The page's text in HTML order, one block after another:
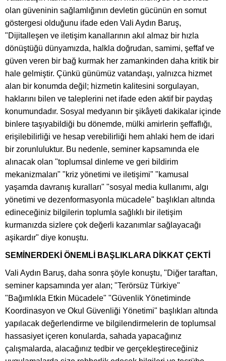
olan güveninin sağlamlığının devletin gücünün en somut
göstergesi olduğunu ifade eden Vali Aydın Baruş,
"Dijitalleşen ve iletişim kanallarının akıl almaz bir hızla
dönüştüğü dünyamızda, halkla doğrudan, samimi, şeffaf ve
güven veren bir bağ kurmak her zamankinden daha kritik bir
hale gelmiştir. Çünkü günümüz vatandaşı, yalnızca hizmet
alan bir konumda değil; hizmetin kalitesini sorgulayan,
haklarını bilen ve taleplerini net ifade eden aktif bir paydaş
konumundadır. Sosyal medyanın bir şikâyeti dakikalar içinde
binlere taşıyabildiği bu dönemde, mülki amirlerin şeffaflığı,
erişilebilirliği ve hesap verebilirliği hem ahlaki hem de idari
bir zorunluluktur. Bu nedenle, seminer kapsamında ele
alınacak olan "toplumsal dinleme ve geri bildirim
mekanizmaları" "kriz yönetimi ve iletişimi" "kamusal
yaşamda davranış kuralları" "sosyal media kullanımı, algı
yönetimi ve dezenformasyonla mücadele" başlıkları altında
edineceğiniz bilgilerin toplumla sağlıklı bir iletişim
kurmanızda sizlere çok değerli kazanımlar sağlayacağı
aşikardır" diye konuştu.
SEMİNERDEKİ ÖNEMLİ BAŞLIKLARA DİKKAT ÇEKTİ
Vali Aydın Baruş, daha sonra şöyle konuştu, "Diğer taraftan,
seminer kapsamında yer alan; "Terörsüz Türkiye"
"Bağımlıkla Etkin Mücadele" "Güvenlik Yönetiminde
Koordinasyon ve Okul Güvenliği Yönetimi" başlıkları altında
yapılacak değerlendirme ve bilgilendirmelerin de toplumsal
hassasiyet içeren konularda, sahada yapacağınız
çalışmalarda, alacağınız tedbir ve gerçekleştireceğiniz